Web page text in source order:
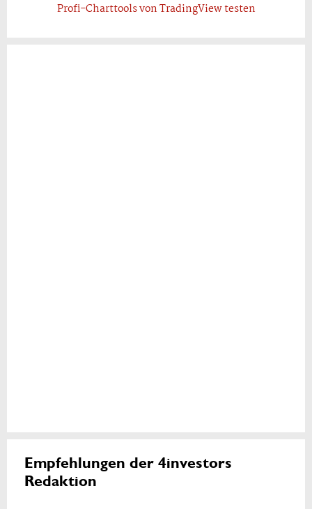
Profi-Charttools von TradingView testen
Empfehlungen der 4investors
Redaktion